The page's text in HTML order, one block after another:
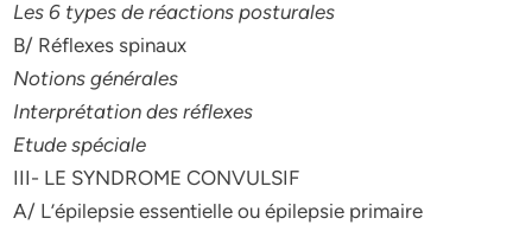
Les 6 types de réactions posturales
B/ Réflexes spinaux
Notions générales
Interprétation des réflexes
Etude spéciale
III- LE SYNDROME CONVULSIF
A/ L’épilepsie essentielle ou épilepsie primaire